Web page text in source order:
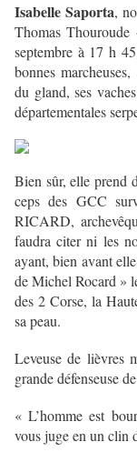
Isabelle Saporta,
Thomas Thouroude
septembre à 17 h
bonnes
du gland, ses
départementales
Bien sûr, elle prend
ceps des GCC
RICARD,
faudra citer ni les
ayant, bien avant
de Michel Rocard »
des 2 Corse, la
sa peau.
Leveuse de lièvres
grande défenseuse
« L’homme est
vous juge en un clin